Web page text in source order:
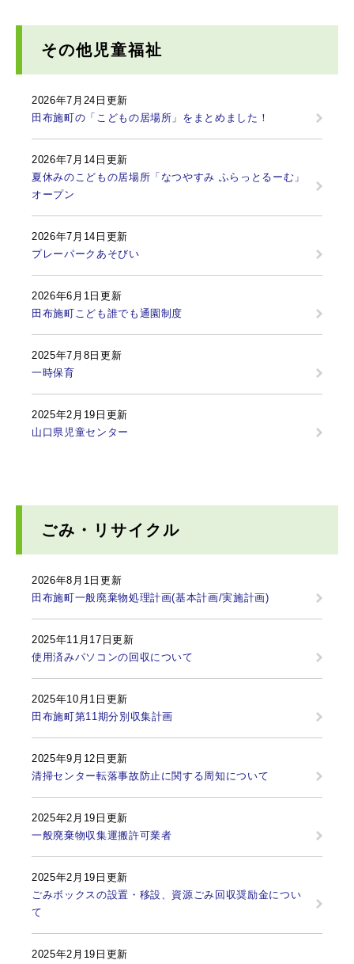
その他児童福祉
2026年7月24日更新
田布施町の「こどもの居場所」をまとめました！
2026年7月14日更新
夏休みのこどもの居場所「なつやすみ ふらっとるーむ」
オープン
2026年7月14日更新
プレーパークあそびい
2026年6月1日更新
田布施町こども誰でも通園制度
2025年7月8日更新
一時保育
2025年2月19日更新
山口県児童センター
ごみ・リサイクル
2026年8月1日更新
田布施町一般廃棄物処理計画(基本計画/実施計画)
2025年11月17日更新
使用済みパソコンの回収について
2025年10月1日更新
田布施町第11期分別収集計画
2025年9月12日更新
清掃センター転落事故防止に関する周知について
2025年2月19日更新
一般廃棄物収集運搬許可業者
2025年2月19日更新
ごみボックスの設置・移設、資源ごみ回収奨励金につい
て
2025年2月19日更新